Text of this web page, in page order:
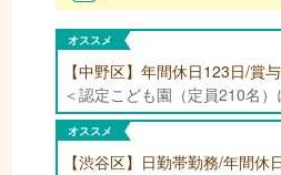
オススメ
オススメ